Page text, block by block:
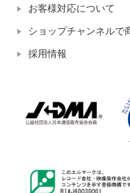
お客様対応について
ショップチャンネルで
採用情報